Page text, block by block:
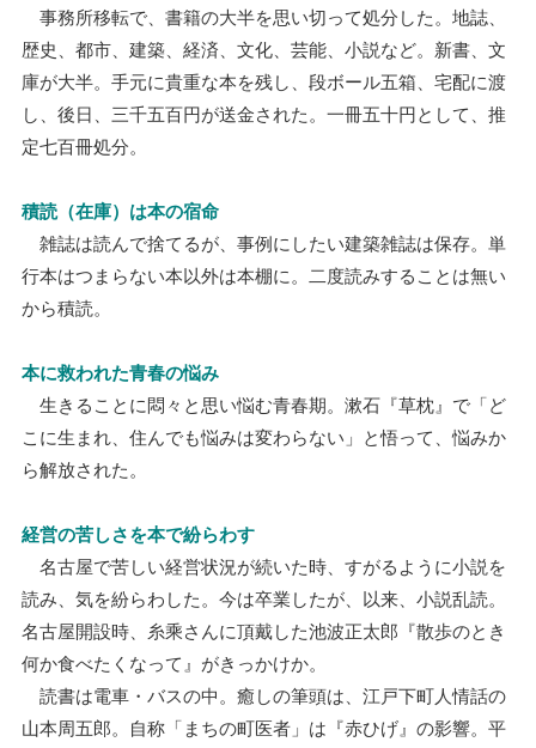
事務所移転で、書籍の大半を思い切って処分した。地誌、
歴史、都市、建築、経済、文化、芸能、小説など。新書、文
庫が大半。手元に貴重な本を残し、段ボール五箱、宅配に渡
し、後日、三千五百円が送金された。一冊五十円として、推
定七百冊処分。
積読（在庫）は本の宿命
雑誌は読んで捨てるが、事例にしたい建築雑誌は保存。単
行本はつまらない本以外は本棚に。二度読みすることは無い
から積読。
本に救われた青春の悩み
生きることに悶々と思い悩む青春期。漱石『草枕』で「ど
こに生まれ、住んでも悩みは変わらない」と悟って、悩みか
ら解放された。
経営の苦しさを本で紛らわす
名古屋で苦しい経営状況が続いた時、すがるように小説を
読み、気を紛らわした。今は卒業したが、以来、小説乱読。
名古屋開設時、糸乘さんに頂戴した池波正太郎『散歩のとき
何か食べたくなって』がきっかけか。
読書は電車・バスの中。癒しの筆頭は、江戸下町人情話の
山本周五郎。自称「まちの町医者」は『赤ひげ』の影響。平